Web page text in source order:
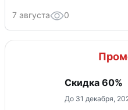
7 августа 0
Скидка 60%
До 31 декабря,